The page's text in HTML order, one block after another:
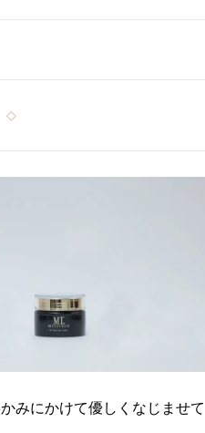
みにかけて優しくなじませて